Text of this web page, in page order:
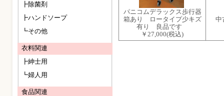
パニコムデラックス歩行器
箱あり ロータイプ少キズ
有り 良品です
￥27,000(税込)
┣除菌剤
┣ハンドソープ
┗その他
衣料関連
┣紳士用
┗婦人用
食品関連